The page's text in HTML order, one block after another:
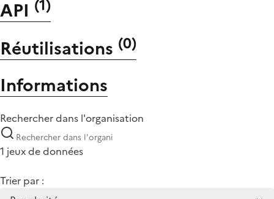
API (1)
Réutilisations (0)
Informations
Rechercher dans l'organisation
1 jeux de données
Trier par :